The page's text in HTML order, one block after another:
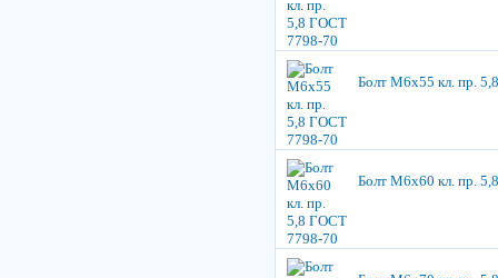
Болт М6х55 кл. пр.
Болт М6х60 кл. пр.